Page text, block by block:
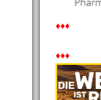
♦♦♦
♦♦♦